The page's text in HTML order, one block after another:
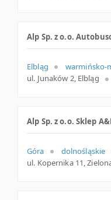
Alp Sp. z o.o.
Elbląg
warmińsko-
ul. Junaków 2, Elbląg
Alp Sp. z o.o. Sklep
Góra
dolnośląskie